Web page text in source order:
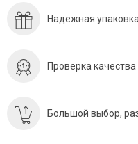
Надежная
Проверка
Большой выбор,